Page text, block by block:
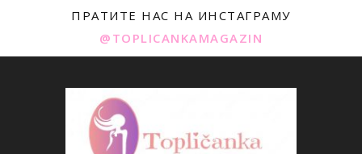
ПРАТИТЕ НАС НА ИНСТАГРАМУ
@TOPLICANKAMAGAZIN